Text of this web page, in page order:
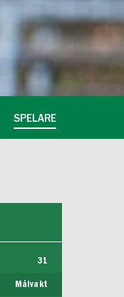
SPELARE
31
Målvakt